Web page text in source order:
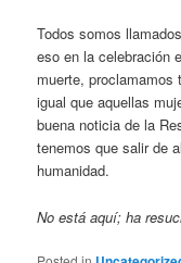
Todos somos
eso en la celebración
muerte, proclamamos
igual que aquellas
buena noticia de la
tenemos que salir de
humanidad.
No está aquí; ha